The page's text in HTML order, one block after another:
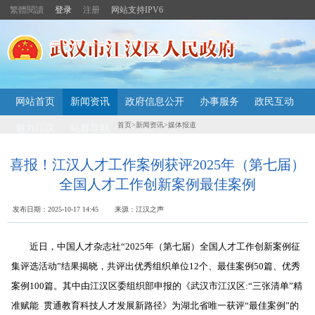
繁體閱讀 登录 注册 网站支持IPV6
网站首页 新闻资讯 政府信息公开 办事服务 政民互动
首页>新闻资讯>媒体报道
喜报！江汉人才工作案例获评2025年（第七届）
全国人才工作创新案例最佳案例
发布日期：2025-10-17 14:45 来源：江汉之声
近日，中国人才杂志社“2025年（第七届）全国人才工作创新案例征
集评选活动”结果揭晓， 共评出优秀组织单位12个、 最佳案例50篇、优秀
案例100篇。 其中由江汉区委组织部申报的 《武汉市江汉区:“三张清单”精
准赋能 贯通教育科技人才发展新路径》 为湖北省唯一获评“最佳案例”的